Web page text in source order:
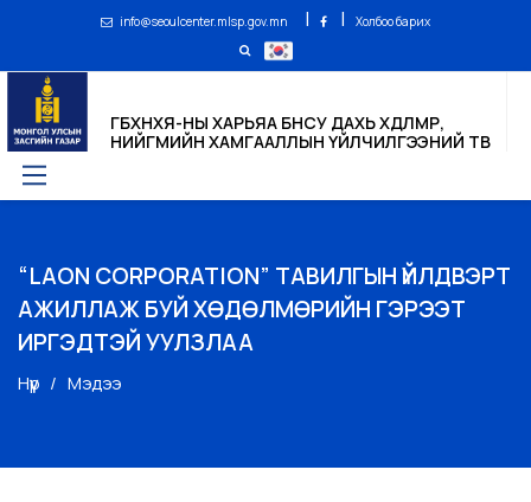
info@seoulcenter.mlsp.gov.mn | | Холбоо барих
ГБХНХЯ-НЫ ХАРЬЯА БНСУ ДАХЬ ХӨДӨЛМӨР,
НИЙГМИЙН ХАМГААЛЛЫН ҮЙЛЧИЛГЭЭНИЙ ТӨВ
“LAON CORPORATION” ТАВИЛГЫН ҮЙЛДВЭРТ
АЖИЛЛАЖ БУЙ ХӨДӨЛМӨРИЙН ГЭРЭЭТ
ИРГЭДТЭЙ УУЛЗЛАА
Нүүр Мэдээ